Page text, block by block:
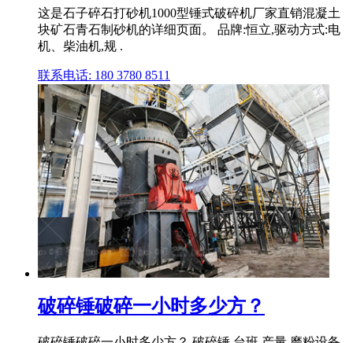
这是石子碎石打砂机1000型锤式破碎机厂家直销混凝土
块矿石青石制砂机的详细页面。 品牌:恒立,驱动方式:电
机、柴油机,规 .
联系电话: 180 3780 8511
破碎锤破碎一小时多少方？